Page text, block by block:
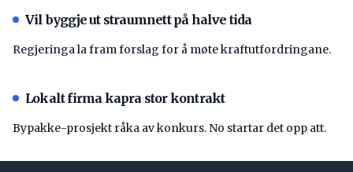
Vil byggje ut straumnett på halve tida
Regjeringa la fram forslag for å møte kraftutfordringane.
Lokalt firma kapra stor kontrakt
Bypakke-prosjekt råka av konkurs. No startar det opp att.